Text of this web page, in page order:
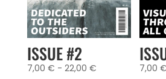
ISSUE #2
7,00 € - 22,00 €Fascia
7,00€